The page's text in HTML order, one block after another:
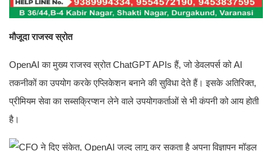
मौजूदा राजस्व स्रोत
OpenAI का मुख्य राजस्व स्रोत ChatGPT APIs हैं, जो डेवलपर्स को AI
तकनीकों का उपयोग करके एप्लिकेशन बनाने की सुविधा देते हैं। इसके अतिरिक्त,
प्रीमियम सेवा का सब्सक्रिप्शन लेने वाले उपयोगकर्ताओं से भी कंपनी को आय होती
है।